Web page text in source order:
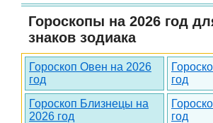
Гороскопы на 2026 год
знаков зодиака
Гороскоп Овен на 2026
год
год
Гороскоп Близнецы на
2026 год
год